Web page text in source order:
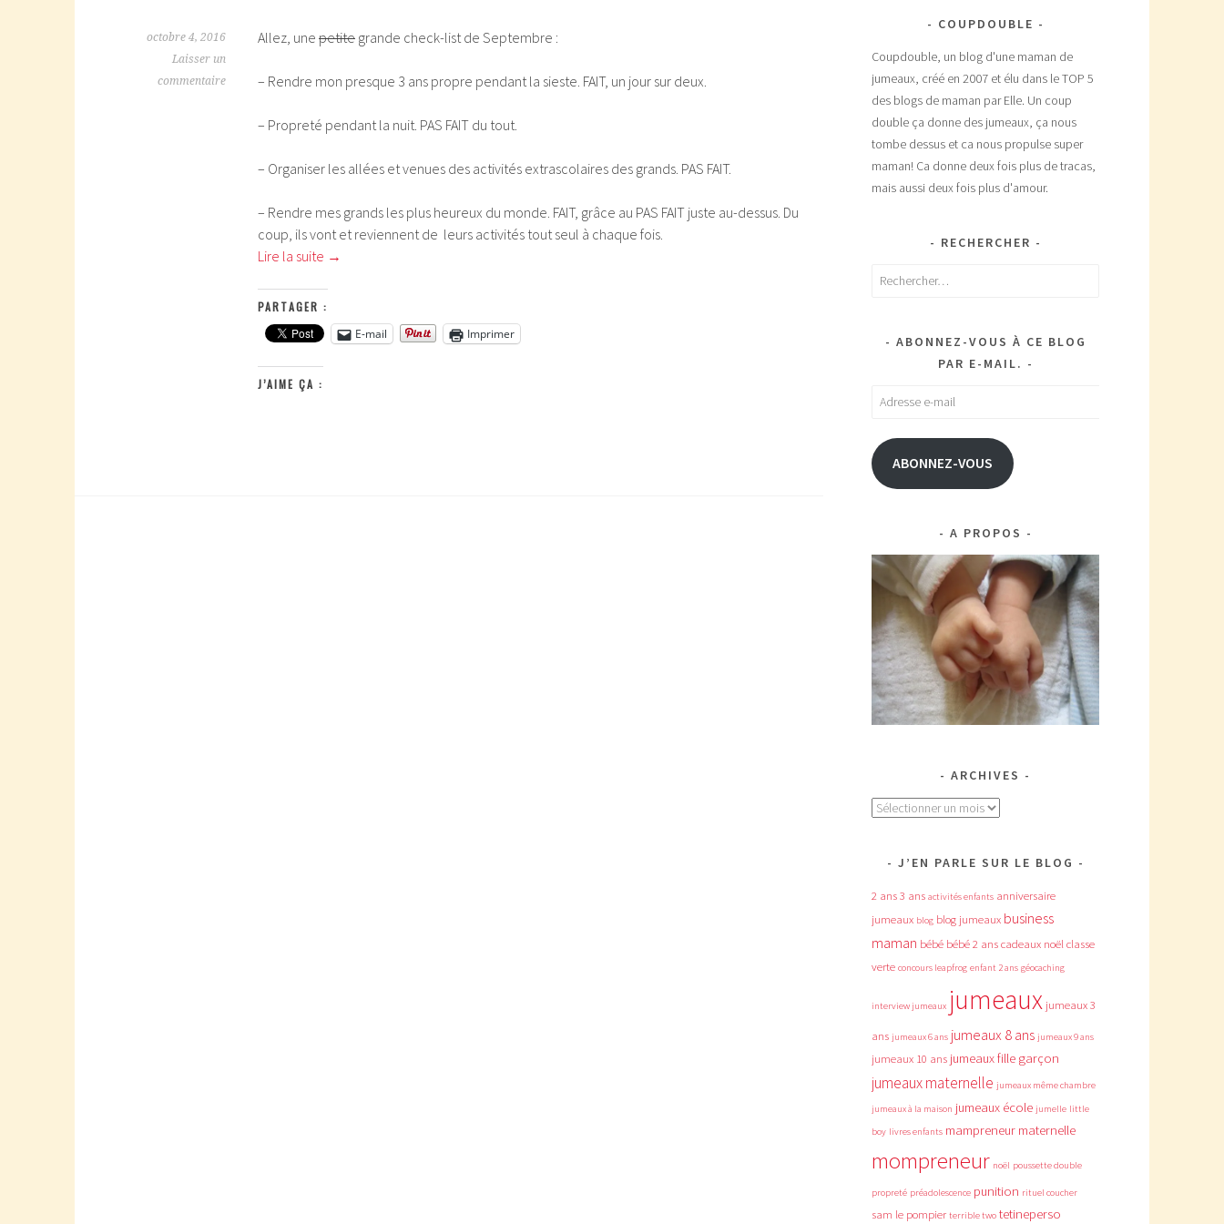
octobre 4, 2016
Laisser un
commentaire
Allez, une petite grande check-list de Septembre :
– Rendre mon presque 3 ans propre pendant la sieste. FAIT, un jour sur deux.
– Propreté pendant la nuit. PAS FAIT du tout.
– Organiser les allées et venues des activités extrascolaires des grands. PAS FAIT.
– Rendre mes grands les plus heureux du monde. FAIT, grâce au PAS FAIT juste au-dessus. Du
coup, ils vont et reviennent de leurs activités tout seul à chaque fois.
Lire la suite →
PARTAGER :
E-mail
Imprimer
J’AIME ÇA :
COUPDOUBLE
Coupdouble, un blog d'une maman de
jumeaux, créé en 2007 et élu dans le TOP 5
des blogs de maman par Elle. Un coup
double ça donne des jumeaux, ça nous
tombe dessus et ca nous propulse super
maman! Ca donne deux fois plus de tracas,
mais aussi deux fois plus d'amour.
RECHERCHER
Rechercher :
ABONNEZ-VOUS À CE BLOG
PAR E-MAIL.
Adresse
mail
ABONNEZ-VOUS
A PROPOS
ARCHIVES
Archives
J’EN PARLE SUR LE BLOG
2 ans3 ans activités enfants anniversaire
jumeaux blog blog jumeaux business
maman bébé bébé 2 anscadeaux noëlclasse
verte concours leapfrog enfant 2 ans géocaching
interview jumeaux jumeaux jumeaux 3
ans jumeaux 6 ans jumeaux 8 ans jumeaux 9 ans
jumeaux 10 ans jumeaux fille garçon
jumeaux maternelle jumeaux même chambre
jumeaux à la maison jumeaux école jumelle little
boy livres enfants mampreneur maternelle
mompreneur noël poussette double
propreté préadolescence punition rituel coucher
sam le pompier terrible two tetineperso